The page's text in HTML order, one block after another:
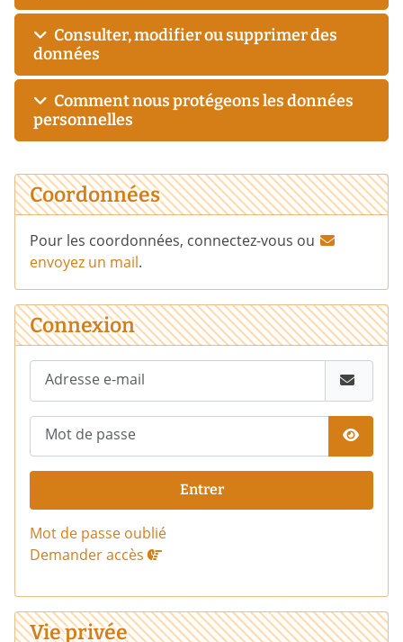
Consulter, modifier ou supprimer des
données
Comment nous protégeons les données
personnelles
Coordonnées
Pour les coordonnées, connectez-vous ou
envoyez un mail.
Connexion
Adresse e-mail
Mot de passe
Entrer
Mot de passe oublié
Demander accès
Vie privée